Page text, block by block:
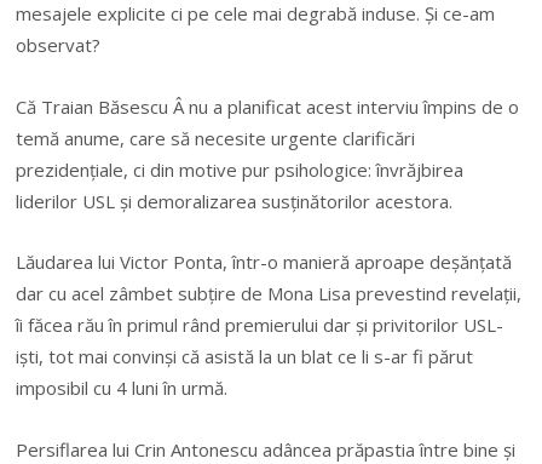
mesajele explicite ci pe cele mai degrabă induse. Și ce-am
observat?
Că Traian Băsescu Ânu a planificat acest interviuîmpins de o
temă anume, care să necesite urgente clarificări
prezidențiale, ci din motive pur psihologice:învrăjbirea
liderilor USL și demoralizarea susținătorilor acestora.
Lăudarea lui Victor Ponta,într-o manieră aproape deșănțată
dar cu acel zâmbet subțire de Mona Lisa prevestind revelații,
îi făcea răuîn primul rând premierului dar și privitorilor USL-
iști, tot mai convinși că asistă la un blat ce li s-ar fi părut
imposibil cu 4 luniîn urmă.
Persiflarea lui Crin Antonescu adâncea prăpastiaîntre bine și